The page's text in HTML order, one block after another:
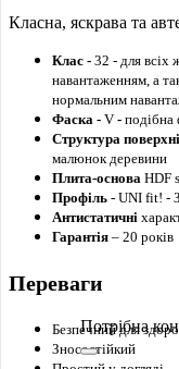
Класна, яскрава та
Клас - 32 - для всіх
навантаженням, а
нормальним
Фаска - V - подібна
Структура поверхні
малюнок деревини
Плита-основа HDF
Профіль - UNI fit! -
Антистатичні
Гарантія – 20 років
Переваги
Безпечний для
Зносостійкий
Потрібна